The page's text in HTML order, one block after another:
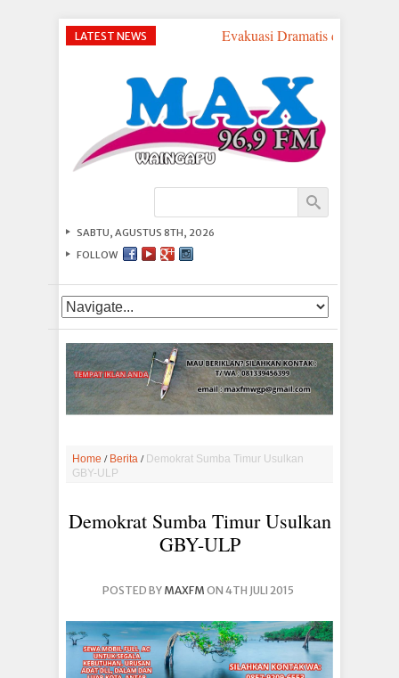
LATEST NEWS Evakuasi Dramatis di
SABTU, AGUSTUS 8TH, 2026
FOLLOW
Home / Berita / Demokrat Sumba Timur Usulkan
GBY-ULP
Demokrat Sumba Timur Usulkan
GBY-ULP
POSTED BY MAXFM ON 4TH JULI 2015